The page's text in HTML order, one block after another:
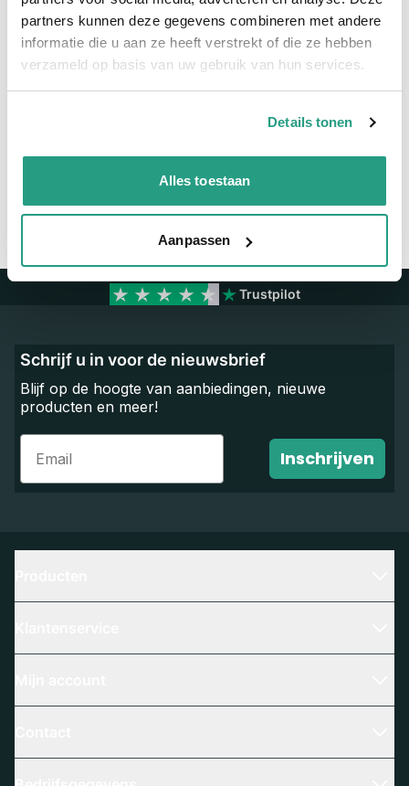
partners kunnen deze gegevens combineren met andere
informatie die u aan ze heeft verstrekt of die ze hebben
verzameld op basis van uw gebruik van hun services.
Details tonen
Alles toestaan
Aanpassen
Meer informatie
Maatvoering koppeling 15mm
Neem contact met ons op
Trustpilot
Schrijf u in voor de nieuwsbrief
Blijf op de hoogte van aanbiedingen, nieuwe
producten en meer!
Email
Inschrijven